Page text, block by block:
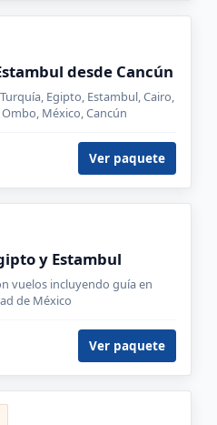
desde Cancún
Egipto, Estambul, Cairo,
México, Cancún
Ver paquete
y Estambul
vuelos incluyendo guía en
de México
Ver paquete